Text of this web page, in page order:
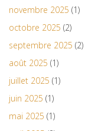
novembre 2025 (1)
octobre 2025 (2)
septembre 2025 (2)
août 2025 (1)
juillet 2025 (1)
juin 2025 (1)
mai 2025 (1)